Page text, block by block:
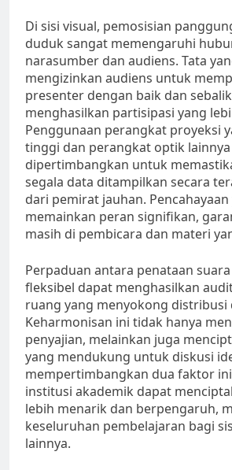
Di sisi visual, pemosisian
duduk sangat memengaruhi
narasumber dan audiens. Tata
mengizinkan audiens untuk
presenter dengan baik dan
menghasilkan partisipasi yang
Penggunaan perangkat proyeksi
tinggi dan perangkat optik
dipertimbangkan untuk
segala data ditampilkan secara
dari pemirat jauhan.
memainkan peran signifikan,
masih di pembicara dan materi
Perpaduan antara penataan
fleksibel dapat menghasilkan
ruang yang menyokong distribusi
Keharmonisan ini tidak hanya
penyajian, melainkan juga
yang mendukung untuk diskusi
mempertimbangkan dua faktor
institusi akademik dapat
lebih menarik dan berpengaruh,
keseluruhan pembelajaran bagi
lainnya.